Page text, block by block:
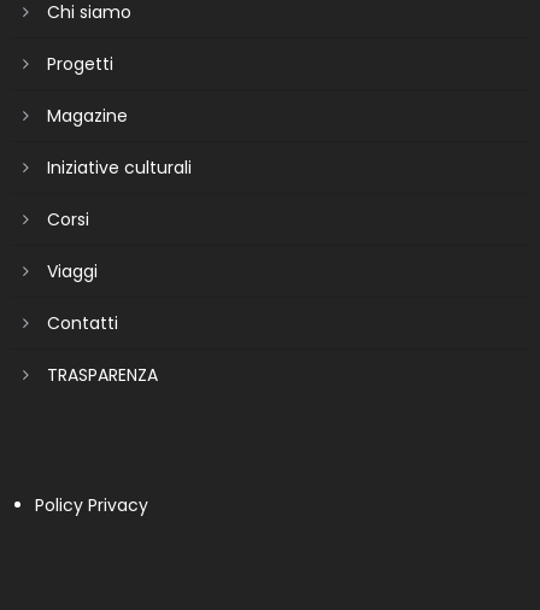
Chi siamo
Progetti
Magazine
Iniziative culturali
Corsi
Viaggi
Contatti
TRASPARENZA
Policy Privacy